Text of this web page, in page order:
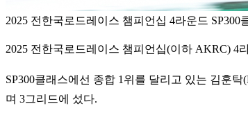
2025 전한국로드레이스 챔피언십 4라운드 SP300
2025 전한국로드레이스 챔피언십(이하 AKRC) 4
SP300클래스에선 종합 1위를 달리고 있는 김훈
며 3그리드에 섰다.